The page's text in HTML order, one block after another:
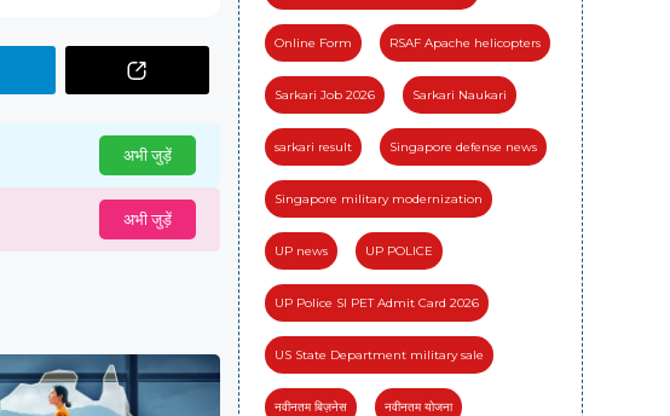
अभी जुड़ें
अभी जुड़ें
Online Form RSAF Apache helicopters
Sarkari Job 2026 Sarkari Naukari
sarkari result Singapore defense news
Singapore military modernization
UP news UP POLICE
UP Police SI PET Admit Card 2026
US State Department military sale
नवीनतम बिज़नेस नवीनतम योजना